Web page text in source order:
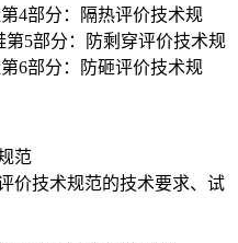
4部分：隔热评价技术规
第5部分：防剩穿评价技术规
6部分：防砸评价技术规
范
价技术规范的技术要求、试